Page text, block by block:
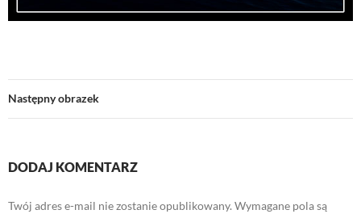
Następny obrazek
DODAJ KOMENTARZ
Twój adres e-mail nie zostanie opublikowany. Wymagane pola są